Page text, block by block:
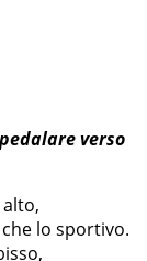
verso
lo sportivo.